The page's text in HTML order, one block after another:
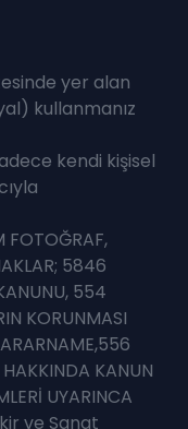
yer alan
kullanmanız
kendi kişisel
FOTOĞRAF,
5846
554
KORUNMASI
KANUN
UYARINCA
ve Sanat